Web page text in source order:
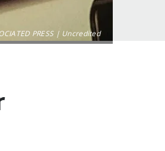
PRESS | Uncredited